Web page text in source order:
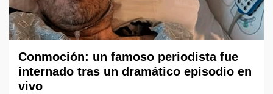
Conmoción: un famoso periodista fue
internado tras un dramático episodio en
vivo